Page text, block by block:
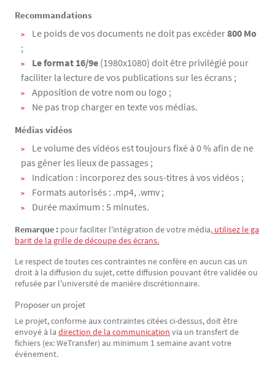
Recommandations
Le poids de vos documents ne doit pas excéder800 Mo
;
Le format 16/9e (1980x1080) doit être privilégié pour
faciliter la lecture de vos publications sur les écrans ;
Apposition de votre nom ou logo ;
Ne pas trop charger en texte vos médias.
Médias vidéos
Le volume des vidéos est toujours fixé à 0 % afin de ne
pas gêner les lieux de passages ;
Indication : incorporez des sous-titres à vos vidéos ;
Formats autorisés : .mp4, .wmv ;
Durée maximum : 5 minutes.
Remarque : pour faciliter l'intégration de votre média, utilisez le ga
barit de la grille de découpe des écrans.
Le respect de toutes ces contraintes ne confère en aucun cas un
droit à la diffusion du sujet, cette diffusion pouvant être validée ou
refusée par l'université de manière discrétionnaire.
Proposer un projet
Le projet, conforme aux contraintes citées ci-dessus, doit être
envoyé à la direction de la communication via un transfert de
fichiers (ex: WeTransfer) au minimum 1 semaine avant votre
événement.